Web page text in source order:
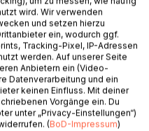
beinhaltet
und
wird. Wir verwenden
und setzen hierzu
ein, wodurch ggf.
Tracking-Pixel, IP-Adressen
werden. Auf unserer Seite
Anbietern ein (Video-
Datenverarbeitung und ein
keinen Einfluss. Mit deiner
Vorgänge ein. Du
unter „Privacy-Einstellungen“)
(BoD-Impressum)